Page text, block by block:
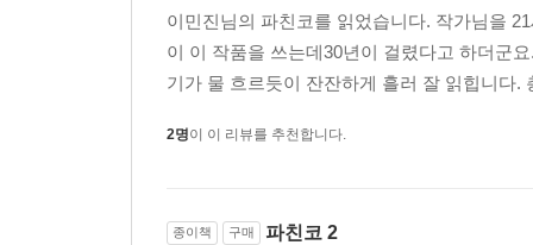
이민진님의 파친코를 읽었습니다. 작가님을
이 이 작품을 쓰는데30년이 걸렸다고 하더군
기가 물 흐르듯이 잔잔하게 흘러 잘 읽힙니다
2명이 이 리뷰를 추천합니다.
종이책 구매 파친코 2